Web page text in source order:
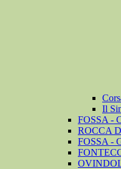
Il
FOSSA -
ROCCA
FOSSA -